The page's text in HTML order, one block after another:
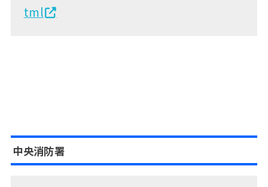
tml
中央消防署